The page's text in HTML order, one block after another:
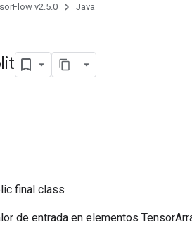
v2.5.0 Java
final class
de entrada en elementos